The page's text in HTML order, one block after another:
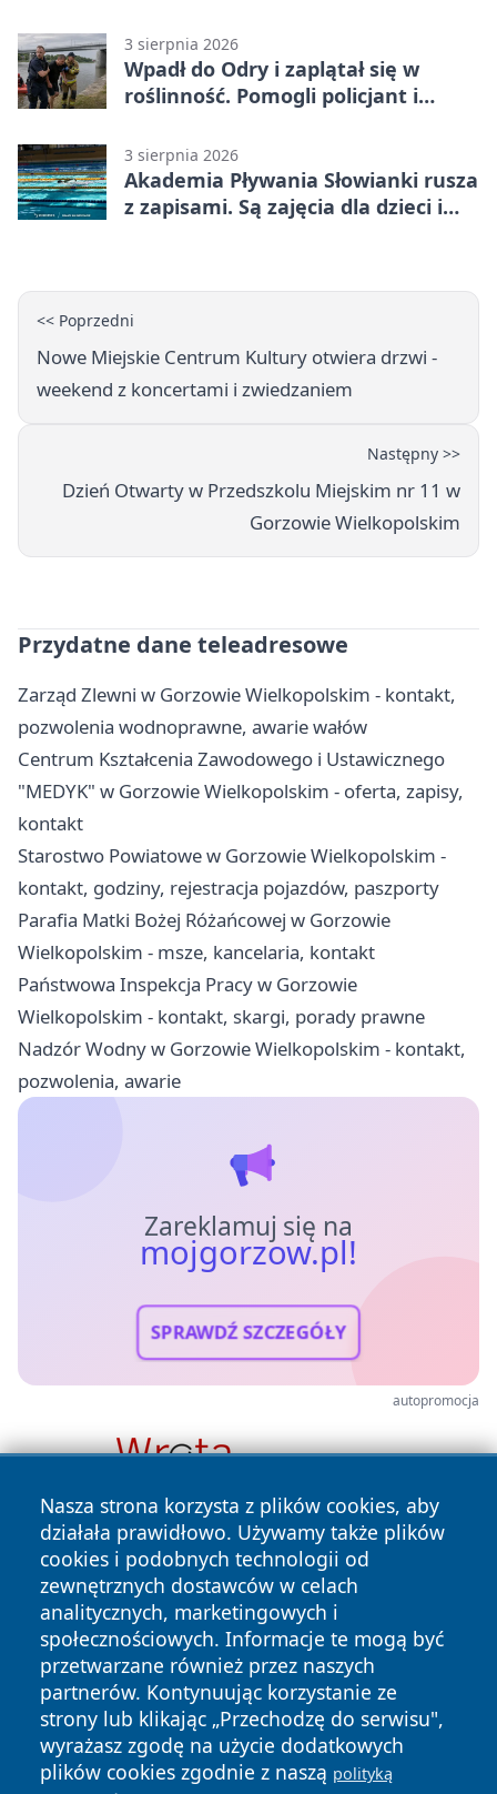
3 sierpnia 2026
Wpadł do Odry i zaplątał się w
roślinność. Pomogli policjant i
3 sierpnia 2026
Akademia Pływania Słowianki rusza
z zapisami. Są zajęcia dla dzieci i
<< Poprzedni
Nowe Miejskie Centrum Kultury otwiera drzwi -
weekend z koncertami i zwiedzaniem
Następny >>
Dzień Otwarty w Przedszkolu Miejskim nr 11 w
Gorzowie Wielkopolskim
Przydatne dane teleadresowe
Zarząd Zlewni w Gorzowie Wielkopolskim - kontakt,
pozwolenia wodnoprawne, awarie wałów
Centrum Kształcenia Zawodowego i Ustawicznego
"MEDYK" w Gorzowie Wielkopolskim - oferta, zapisy,
kontakt
Starostwo Powiatowe w Gorzowie Wielkopolskim -
kontakt, godziny, rejestracja pojazdów, paszporty
Parafia Matki Bożej Różańcowej w Gorzowie
Wielkopolskim - msze, kancelaria, kontakt
Państwowa Inspekcja Pracy w Gorzowie
Wielkopolskim - kontakt, skargi, porady prawne
Nadzór Wodny w Gorzowie Wielkopolskim - kontakt,
pozwolenia, awarie
Zareklamuj się na
mojgorzow.pl!
SPRAWDŹ SZCZEGÓŁY
autopromocja
Nasza strona korzysta z plików cookies, aby
działała prawidłowo. Używamy także plików
cookies i podobnych technologii od
zewnętrznych dostawców w celach
analitycznych, marketingowych i
społecznościowych. Informacje te mogą być
przetwarzane również przez naszych
partnerów. Kontynuując korzystanie ze
strony lub klikając „Przechodzę do serwisu",
wyrażasz zgodę na użycie dodatkowych
plików cookies zgodnie z naszą polityką
Copyright © 2026 mojgorzow.pl Wszystkie prawa zastrzeżone.
News Autorzy
Polityka
Polityka